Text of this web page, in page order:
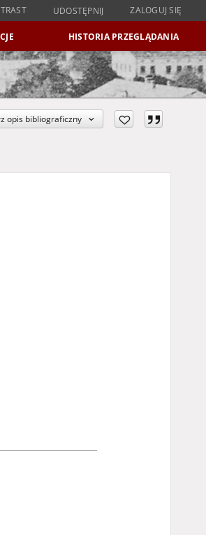
UDOSTĘPNIJ ZALOGUJ SIĘ
HISTORIA PRZEGLĄDANIA
opis bibliograficzny